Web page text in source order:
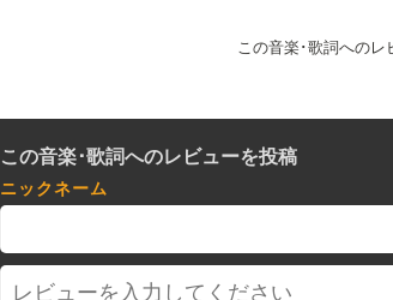
この音楽･歌詞へのレ
この音楽･歌詞へのレビューを投稿
ニックネーム